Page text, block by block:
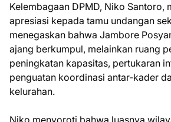
Kelembagaan DPMD, Niko Santoro,
apresiasi kepada tamu undangan
menegaskan bahwa Jambore
ajang berkumpul, melainkan ruang
peningkatan kapasitas, pertukaran
penguatan koordinasi antar-kader
kelurahan.
Niko menyoroti bahwa luasnya